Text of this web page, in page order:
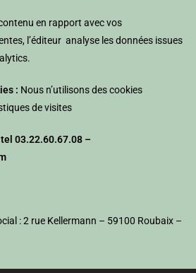
en rapport avec vos
l’éditeur analyse les données issues
: Nous n’utilisons des cookies
de visites
03.22.60.67.08 –
: 2 rue Kellermann – 59100 Roubaix –